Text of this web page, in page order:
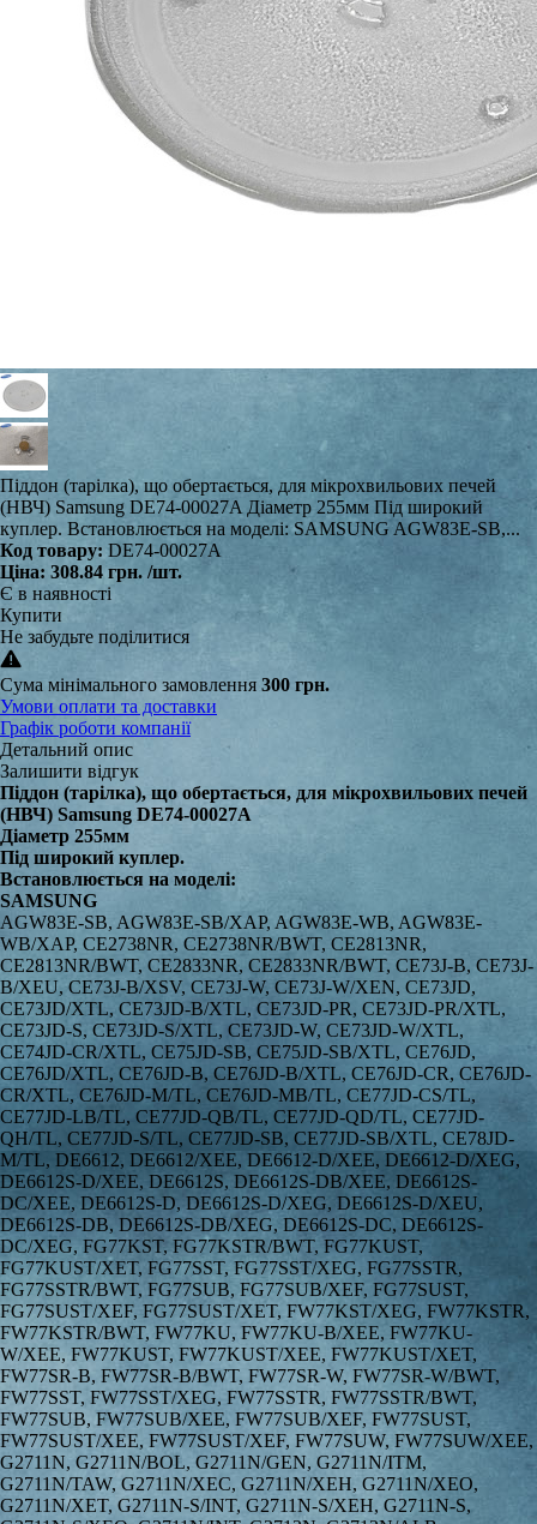
Піддон (тарілка), що обертається, для мікрохвильових печей
(НВЧ) Samsung DE74-00027A Діаметр 255мм Під широкий
куплер. Встановлюється на моделі: SAMSUNG AGW83E-SB,...
Код товару:DE74-00027A
Ціна: 308.84 грн. /шт.
Є в наявності
Купити
Не забудьте поділитися
Сума мінімального замовлення 300 грн.
Умови оплати та доставки
Графік роботи компанії
Детальний опис
Залишити відгук
Піддон (тарілка), що обертається, для мікрохвильових печей
(НВЧ) Samsung DE74-00027A
Діаметр 255мм
Під широкий куплер.
Встановлюється на моделі:
SAMSUNG
AGW83E-SB, AGW83E-SB/XAP, AGW83E-WB, AGW83E-WB/XAP, CE2738NR, CE2738NR/BWT, CE2813NR, CE2813NR/BWT, CE2833NR, CE2833NR/BWT, CE73J-B, CE73J-B/XEU, CE73J-B/XSV, CE73J-W, CE73J-W/XEN, CE73JD, CE73JD/XTL, CE73JD-B/XTL, CE73JD-PR, CE73JD-PR/XTL, CE73JD-S, CE73JD-S/XTL, CE73JD-W, CE73JD-W/XTL, CE74JD-CR/XTL, CE75JD-SB, CE75JD-SB/XTL, CE76JD, CE76JD/XTL, CE76JD-B, CE76JD-B/XTL, CE76JD-CR, CE76JD-CR/XTL, CE76JD-M/TL, CE76JD-MB/TL, CE77JD-CS/TL, CE77JD-LB/TL, CE77JD-QB/TL, CE77JD-QD/TL, CE77JD-QH/TL, CE77JD-S/TL, CE77JD-SB, CE77JD-SB/XTL, CE78JD-M/TL, DE6612, DE6612/XEE, DE6612-D/XEE, DE6612-D/XEG, DE6612S-D/XEE, DE6612S, DE6612S-DB/XEE, DE6612S-DC/XEE, DE6612S-D, DE6612S-D/XEG, DE6612S-D/XEU, DE6612S-DB, DE6612S-DB/XEG, DE6612S-DC, DE6612S-DC/XEG, FG77KST, FG77KSTR/BWT, FG77KUST, FG77KUST/XET, FG77SST, FG77SST/XEG, FG77SSTR, FG77SSTR/BWT, FG77SUB, FG77SUB/XEF, FG77SUST, FG77SUST/XEF, FG77SUST/XET, FW77KST/XEG, FW77KSTR, FW77KSTR/BWT, FW77KU, FW77KU-B/XEE, FW77KU-W/XEE, FW77KUST, FW77KUST/XEE, FW77KUST/XET, FW77SR-B, FW77SR-B/BWT, FW77SR-W, FW77SR-W/BWT, FW77SST, FW77SST/XEG, FW77SSTR, FW77SSTR/BWT, FW77SUB, FW77SUB/XEE, FW77SUB/XEF, FW77SUST, FW77SUST/XEE, FW77SUST/XEF, FW77SUW, FW77SUW/XEE, G2711N, G2711N/BOL, G2711N/GEN, G2711N/ITM, G2711N/TAW, G2711N/XEC, G2711N/XEH, G2711N/XEO, G2711N/XET, G2711N-S/INT, G2711N-S/XEH, G2711N-S, G2711N-S/XEO, G2711N/INT, G2712N, G2712N/ALB, G2712N/BOL, G2712N/ERP, G2712N/GEN, G2712N/STV, G2712N/SWS, G2712N/XAG, G2712N/XEC, G2712N/XEN, G2712N/XEO, G2712NR/BWT, G2712NR, G2712NR/SBW, G2712NR-D/BWT, G2712NR-ES/BWT, G2712NR-U/BWT, G2719N, G2719N/ALB, G2719N/BOL, G2719N/ELE, G2719N/GEN, G2719N/XEF, G2719N/XEH, G2719N/XEO, G2719NR/BWT, G2719N-S, G2719N-S/XEH, G2719N-S/XEO, G2719N-S/XET, G2719N/XET, G2719NR, G2719NR/SBW, G2719NR-D, G2719NR-D/BWT, G271ER, G271ER/BWT, G271ER-D, G271ER-D/BWT, G271XNR, G271XNR/BWT, G271XNR-D, G271XNR-D/BWT, G2736N, G2736N/BOL, G2736N/GEN, G2736N/XEH, G2736N/XEO, G2736N-S/XEO, G2739N, G2739N/ALB, G2739N/BOL, G2739N/GEN, G2739N/INT, G2739N/ITM, G2739N/STV, G2739N/XEH, G2739N/XEO, G2739N-S/INT, G2739N-S/XTL, G2739N-S, G2739N-S/XEH, G2739N-S/XEO, G2739NR, G2739NR/BWT, G2739NR/SBW, G2739NR-D/BWT, G2739NR-S/BWT, G2739NR-U/BWT, G2739NR-S, G2739NR-S/SBW, G2739NR-SD/BWT, G273E, G273E/BAL, G273ER, G273ER/BWT, G273V, G273V/FAL, G273V/XSG, G273V/XTL, G273V/ZAM, G273V-S, G273V-S/SLI, G273VR, G273VR/BWT, G273VR-S/BWT, G273VR-SD/BWT, G273VR-D, G273VR-D/BWT, G274VR, G274VR/BWT, G274VR-S/BWT, GE711K, GE711K/AL, GE711K/BOL, GE711K/XEC, GE711K/XEN, GE711K/XEO, GE711K/XST, GE711KR, GE711KR/BWT, GE711KR-L, GE711KR-L/BWT, GE712AR, GE712AR/BWT, GE712BR, GE712BR/BWT, GE712K, GE712K/XEO, GE712K/XET, GE712K-S, GE712K-S/BAL, GE712K-S/XEO, GE712KR, GE712KR/BWT, GE712MR, GE712MR/BWT, GE712MR-S, GE712MR-S/BWT, GE712MR-W, GE712MR-W/BWT, GE713KR, GE713KR/BWT, GE71A, GE71A/BOL, GE71A/ELE, GE71A/XEF, GE71A/XEO, GE71A/XET, GE71A-B, GE71A-B/XEF, GE71M, GE71M/ELE, GE71M/XEE, GE71M/XEG, GE71M/XSM, GE71M-X, GE71M-X/XEG, GE72V-BB, GE72V-BB/SWS, GE72V-BB/XEG, GE72V-SS, GE72V-SS/SWS, GE72V-WW, GE72V-WW/XEG, GE731K, GE731K/BAL, GE731K/XEC, GE731K-B, GE731K-B/SUT, GE731K-M, GE731K-M/XSM, GE731K/AND, GE731K/XEO, GE731K/XSV, GE731KR, GE731KR/BWT, GE731KR-L, GE731KR-L/BWT, GE731KR-S, GE731KR-S/BWT, GE732K, GE732K/ELE, GE732K/XEC, GE732K/XEO, GE732K/XET, GE732K-B, GE732K-B/XEO, GE732K-S, GE732K-S/SUT, GE732K-S/XEO, GE732K-S/XET, GE732KR, GE732KR/BWT, GE732KR-S, GE732KR-S/BWT, GE733K, GE733K/XEG, GE733KR, GE733KR/BWT, GE733KR-S, GE733KR-S/BWT, GE733KR-X, GE733KR-X/BWT, GE73A, GE73A/BOL, GE73A/XEO, GE73A/XET, GE73AR, GE73AR/BWT, GE73AR-S, GE73AR-S/BWT, GE73BR, GE73BR/BWT, GE73E2KR-S, GE73E2KR-S/BWT, GE73ET1KR, GE73ET1KR/BWT, GE73M, GE73M/XEO, GE73M1KR, GE73M1KR/BWT, GE73M2KR-S, GE73M2KR-S/BWT, GE73MR, GE73MR/BWT, GE73MR-S, GE73MR-S/BWT, GE73MT/AND, GE76V-BB, GE76V-BB/XEO, GE76V-BBH/XEU, GE76V-SS, GE76V-SS/XEG, GE76V-SS/XEO, GE76V-WW, GE76V-WW/BOL, GE76V-WW/SWS, GE7R4MR-W, GE7R4MR-W/BWT, GW711K, GW711K/ELE, GW711K/XET, GW711K-B, GW711K-B/BOL, GW711K-B/XET, GW711KR, GW711KR/BWT, GW712AR, GW712AR/BWT, GW712BR, GW712BR/BWT, GW712BR-D, GW712BR-D/BWT, GW712K, GW712K/XEF, GW712K/XET, GW712K-B, GW712K-B/XEF, GW712K-B/XET, GW712KR, GW712KR/BWT, GW713K, GW713K/XET, GW713K-B, GW713K-B/XET, GW713KR, GW713KR/BWT, GW71B, GW71B/AND, GW71B/ELE, GW71B/XEF, GW71B/XEG, GW71B/XEN, GW71B/XEO, GW71B/XET, GW71B/XSM, GW71B/XST, GW71B/XSV, GW71B/XTL, GW71B-S, GW71B-S/XET, GW71B/BOL, GW71B/XEC, GW71C, GW71C/XEH, GW71C/XSE, GW71C/XSV, GW71C-S/XEH, GW71C-S/XEF, GW71C/BOL, GW71E, GW71E/BOL, GW71E/ELE, GW71E/GEN, GW71E/XEC, GW71E/XEE, GW71E/XEF, GW71E/XEH, GW71E/XEN, GW71E/XEO, GW71E/XET, GW71E-S/XET, GW71E-B, GW71E-B/XEF, GW71E-P, GW71E-P/XEF, GW71E-S, GW71E-S/XEC, GW71E-S/XEH, GW71E-S/XEO, GW72N, GW72N/XEC, GW72N/XEG, GW72N/XET, GW72N-S/XET, GW72N-B, GW72N-B/ELE, GW72N-SC/XEF, GW72N-SC/XET, GW72N-SX, GW72N-SX/XET, GW72N/XEN, GW72V-SS, GW72V-SS/XET, GW72V-SSX, GW72V-SSX/XET, GW72V-WW, GW72V-WW/XET, GW731K, GW731K/ELE, GW731K-B, GW731K-B/BOL, GW731KD-S, GW731KD-S/XTL, GW731KR, GW731KR/BWT, GW731KU, GW731KU/BWT, GW732K, GW732K/XET, GW732K-B, GW732K-B/XET, GW732KD-B/D2, GW732KD-B/XTL, GW732KR, GW732KR/BWT, GW732KR-S, GW732KR-S/BWT, GW732KU, GW732KU/BWT, GW733K, GW733K/XET, GW733K-B, GW733K-B/XEO, GW733K-B/XET, GW733KR-S, GW733KR-S/BWT, GW733KR-X, GW733KR-X/BWT, GW733KU, GW733KU/BWT, GW733KU-S, GW733KU-S/BWT, GW73AR, GW73AR/BWT, GW73B, GW73B/ELE, GW73B/XEO, GW73B/XET, GW73B/XSG, GW73B/XSV, GW73B-S, GW73B-S/XEO, GW73B-S/XET, GW73B-S/XSG, GW73B-S/XEC, GW73B/XEC, GW73BD, GW73BD/XTL, GW73BD-B, GW73BD-B/XTL, GW73BR, GW73BR/BWT, GW73BR-S, GW73BR-S/BWT, GW73C, GW73C/BOL, GW73C/XEF, GW73C/XEH, GW73C/XET, GW73C-V/XTL, GW73C-S, GW73C-S/XET, GW73C-S/XSV, GW73CD-B, GW73CD-B/XTL, GW73CD-V, GW73CD-V/XTL, GW73E, GW73E/AND, GW73E/FAL, GW73E/XET, GW73E/XSG, GW73E-MWB/XSM, GW73E-WY/XTL, GW73E-SB, GW73E-SB/GEN, GW73E-SB/XEH, GW73E-SB/XEO, GW73E-SB/XEU, GW73E-SB/XSV, GW73E-WB, GW73E-WB/BOL, GW73E-WB/GEN, GW73E-WB/XEH, GW73E-WB/XEO, GW73E-WB/XET, GW73E-WB/XSM, GW73E-WB/XSV, GW73E-WB/XTL, GW73E1KR-S, GW73E1KR-S/BWT, GW73ED-WB, GW73ED-WB/XTL, GW73ED-WY, GW73ED-WY/XTL, GW73ER-1, GW73ER-1/BWT, GW73M2KR-X, GW73M2KR-X/BWT, GW73M3KR, GW73M3KR/BWT, GW73T2KRSX, GW73T2KRSX/BWT, GW73V, GW73V/GEN, GW73V/XSV, GW73V/BOL, GW73VD, GW73VD/XTL, GW73VD-B, GW73VD-B/XTL, GW73VD-BP, GW73VD-BP/XTL, GW74C, GW74C/XET, GW75C, GW75C/XET, GW76N, GW76N/XEH, GW76N/XEO, GW76N-B/XET, GW76N-S/XEO, GW76N-SP/XEH, GW76N-B, GW76N-B/XEF, GW76N-BP/GEN, GW76N-S, GW76N-S/XEC, GW76N-S/XEU, GW76N-SS, GW76N-SS/XET, GW76N-SX, GW76N-SX/XEH, GW76NM, GW76NM/AND, GW76NM/XSV, GW76NM/XTL, GW76NM-X/XEO, GW76NM/BOL, GW76NMD, GW76NMD/XTL, GW76NMT, GW76NMT/XET, GW76NMT-X/XEO, GW76NT, GW76NT/XEO, GW76NT-S/XEO, GW76NT-B, GW76NT-B/XET, GW76NT-BP, GW76NT-BP/XEO, GW76NT-SS, GW76NT-SS/XET, GW76NT-SSX, GW76NT-SSX/XET, GW76NT-SX, GW76NT-SX/XEF, GW76NT-SX/XET, GW76V-BB, GW76V-BB/XET, GW76V-SS, GW76V-SS/XET, GW76V-WW, GW76V-WW/XEF, GW76VT-BB, GW76VT-BB/XET, GW76VT-SS, GW76VT-SS/XET, GW76VT-SSX, GW76VT-SSX/XET, GW77NMR-X, GW77NMR-X/BWT, JE610BF001, JE610BF 001, JE610WF001, JE610WF 001, JE620BF001, JE620BF 001, JE620WF001, JE620WF 001, JE740BH01, JE740BH 01, JE740WH01, JE740WH 01, JES611WF001, JES611WF 001, JES636BF001, JES636BF 001, JES636PBF001, JES636PBF 001, JES636PWF001, JES636PWF 001, JES636WD001, JES636WD 001, JES636WDC001, JES636WDC 001, JES636WDC002, JES636WDC 002, M1600N, M1600N/XEP, M1600N/XSH, M1600N/XSM, M1600N/XST, M1610N, M1610N/BOL, M1610N/DOR, M1610N/DRI, M1610N/DSM, M1610N/ELS, M1610N/ERP, M1610N/FES, M1610N/GEN, M1610N/LIB, M1610N/NSI, M1610N/RCL, M1610N/SED, M1610N/XEC, M1610N/XEE, M1610N/XEG, M1610N/XEH, M1610N/XEN, M1610N/XEO, M1610N/XEP, M1610N/XET, M1610N/XEU, M1610N/XFA, M1610N/XSG, M1610N/XSH, M1610N/XSM, M1610N/XSP, M1610N/XST, M1610N/XTL, M1610N-S/XSM, M1611N, M1611N/XEE, M1618N, M1618N/DOR, M1618N/ELE, M1618N/XEE, M1618N/XEG, M1618N/XEH, M1618N/XEO, M1618N/XEP, M1618N/XET, M1618NR, M1618NR/BWT, M1618NR-U/BWT, M1619NR, M1619NR/BWT, M1630N, M1630N/BOL, M1630N/DRI, M1630N/ELS, M1630N/FAT, M1630N/RAD, M1630N/TAW, M1630N/XAA, M1630N/XBG, M1630N/XEE, M1630N/XEN, M1630N/XEO, M1630N/XET, M1630N/XEU, M1630N/XFA, M1630N/XSA, M1630N/XSG, M1630N/XSH, M1630N/XSM, M1630N/XSP, M1630N/XST, M1630N/XTL, M1630N-K/XAA, M1630N-S/XSM, M1638N, M1638N/LIB, M1638N/SAM, M1638N/XEO, M1638NR, M1638NR/BWT, M1638NR-U/BWT, M1639NR, M1639NR/BWT, M1711N, M1711N/AND, M1711N/BOL, M1711N/ELE, M1711N/ERP, M1711N/FAL, M1711N/GEN, M1711N/NEC, M1711N/TAW, M1711N/XEC, M1711N/XEH, M1711N/XEO, M1711N/XET, M1711N/XEU, M1711N/XSG, M1711N/XTL, M1711N-P/XEC, M1711N-S/XEO, M1711N-S/XEU, M1711N-S, M1711N-S/XST, M1711NR, M1711NR/BWT, M1711NR-U/BWT, M1711NR-X/BWT, M1711NR-D, M1711NR-D/BWT, M1712N, M1712N/ALB, M1712N/BOL, M1712N/DSM, M1712N/ELE, M1712N/ELS, M1712N/ERP, M1712N/GEN, M1712N/GSL, M1712N/INT, M1712N/LIB, M1712N/MAK, M1712N/RCL, M1712N/TPD, M1712N/XEC, M1712N/XEE, M1712N/XEH, M1712N/XEN, M1712N/XEO, M1712N/XEP, M1712N/XEU, M1712N/XST, M1712N-C/XEN, M1712N-C/XEP, M1712NR-X/BWT, M1712N-S/INT, M1712N-S/TPD, M1712N-S/UPC, M1712N-S/XEE, M1712N-S/XEN, M1712N-S/XEU, M1712N-S/XST, M1712NR, M1712NR/BWT, M1712NR/SBW, M1712NR-C/BWT, M1712NR-D/BWT, M1712NR-ES/BWT, M1712NR-S/BWT, M1712NR-U/BWT, M1712NR-XU/BWT, M1712R, M1712R-US/BWT, M1713N, M1713N/BOL, M1713N/DRI, M1713N/DSM, M1713N/ELI, M1713N/ELS, M1713N/ERP, M1713N/FAL, M1713N/ITM, M1713N/LIB, M1713N/MOH, M1713N/RCL, M1713N/SHG, M1713N/XEC, M1713N/XEH, M1713N/XEN, M1713N/XEO, M1713N/XEP, M1713N/XET, M1713N/XEU, M1713N/XSP, M1713N/XST, M1713N-S/XEE, M1713N-S/XEU, M1714N, M1714N/BOL, M1714N/ELI, M1714N/ELS, M1714N/ERP, M1714N/INT, M1714N/ITM, M1714N/XEH, M1714N/XEO, M1714N/XET, M1714N/XEU, M1714N/YGQ, M1714N-GR, M1714N-GR/XEU, M1714N-S, M1714N-S/XEU, M1714N-Y, M1714N-Y/XEU, M1716N, M1716N/NSI, M1716N-Y/XEN, M1716NR, M1716NR/BWT, M1717N, M1717N/BOL, M1717N/ELE, M1717N/ELS, M1717N/ERP, M1717N/FAL, M1717N/INT, M1717N/LIB, M1717N/MAK, M1717N/PEL, M1717N/TPD, M1717N/XEE, M1717N/XEN, M1717N/XEO, M1717N/XEP